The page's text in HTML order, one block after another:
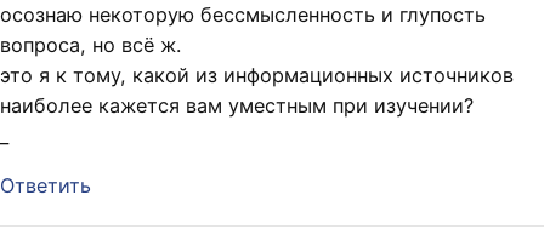
осознаю некоторую бессмысленность и глупость
вопроса, но всё ж.
это я к тому, какой из информационных источников
наиболее кажется вам уместным при изучении?
Ответить